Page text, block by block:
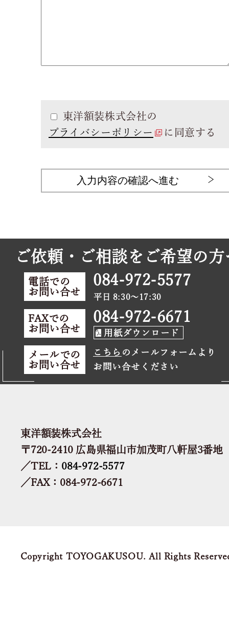
東洋額装株式会社の
プライバシーポリシー
に同意する
入力内容の確認へ進む
ご依頼・ご相談をご希望の方
電話での
お問い合せ
084-972-5577
平日 8:30～17:30
FAXでの
お問い合せ
084-972-6671
用紙ダウンロード
メールでの
お問い合せ
こちら のメールフォームより
お問い合せください
東洋額装株式会社
〒720-2410 広島県福山市加茂町八軒屋3番地
／TEL： 084-972-5577
／FAX：084-972-6671
Copyright TOYOGAKUSOU. All Rights